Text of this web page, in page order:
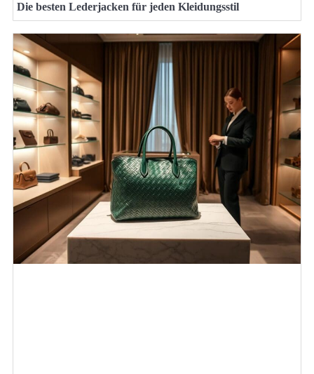
Die besten Lederjacken für jeden Kleidungsstil